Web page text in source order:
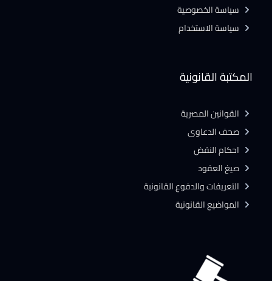
المكتبة القانونية
القوانين المصرية
صحف الدعاوى
احكام النقض
صيغ العقود
التعريفات والدفوع القانونية
المواضيع القانونية
سياسة الخصوصية
سياسة الاستخدام